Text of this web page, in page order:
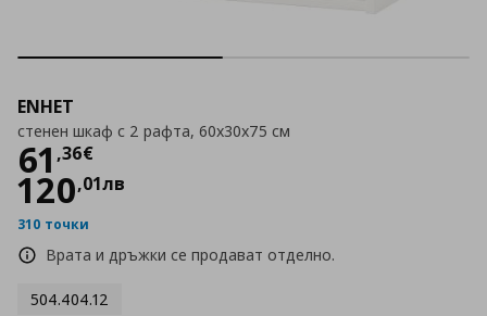
ENHET
стенен шкаф с 2 рафта, 60x30x75 см
61 ,36€
Цена
120,01лв
310 точки
Врата и дръжки се продават отделно.
504.404.12